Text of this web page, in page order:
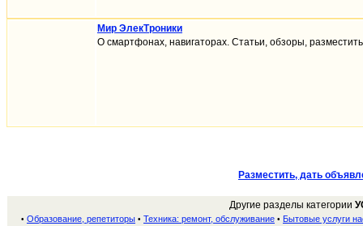
Мир ЭлекТроники
О смартфонах, навигаторах. Статьи, обзоры, разместить
Разместить, дать
Другие разделы категории
• Образование, репетиторы • Техника: ремонт, обслуживание • Бытовые услуги